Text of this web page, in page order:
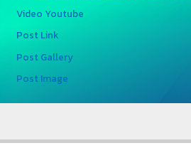
Video Youtube
Post Link
Post Gallery
Post Image